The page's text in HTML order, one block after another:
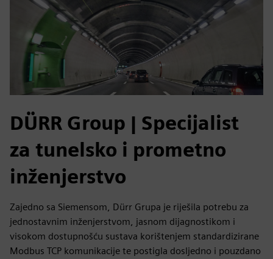
DÜRR Group | Specijalist
za tunelsko i prometno
inženjerstvo
Zajedno sa Siemensom, Dürr Grupa je riješila potrebu za
jednostavnim inženjerstvom, jasnom dijagnostikom i
visokom dostupnošću sustava korištenjem standardizirane
Modbus TCP komunikacije te postigla dosljedno i pouzdano